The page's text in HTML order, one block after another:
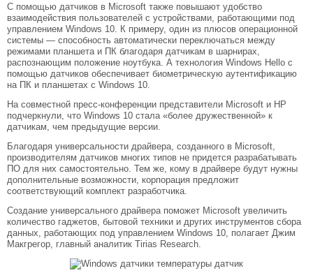
С помощью датчиков в Microsoft также повышают удобство
взаимодействия пользователей с устройствами, работающими под
управлением Windows 10. К примеру, один из плюсов операционной
системы — способность автоматически переключаться между
режимами планшета и ПК благодаря датчикам в шарнирах,
распознающим положение ноутбука. А технология Windows Hello с
помощью датчиков обеспечивает биометрическую аутентификацию
на ПК и планшетах с Windows 10.
На совместной пресс-конференции представители Microsoft и HP
подчеркнули, что Windows 10 стала «более дружественной» к
датчикам, чем предыдущие версии.
Благодаря универсальности драйвера, созданного в Microsoft,
производителям датчиков многих типов не придется разрабатывать
ПО для них самостоятельно. Тем же, кому в драйвере будут нужны
дополнительные возможности, корпорация предложит
соответствующий комплект разработчика.
Создание универсального драйвера поможет Microsoft увеличить
количество гаджетов, бытовой техники и других инструментов сбора
данных, работающих под управлением Windows 10, полагает Джим
Макгрегор, главный аналитик Tirias Research.